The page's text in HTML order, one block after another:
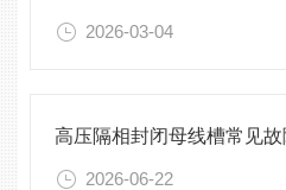
2026-03-04
2026-06-22